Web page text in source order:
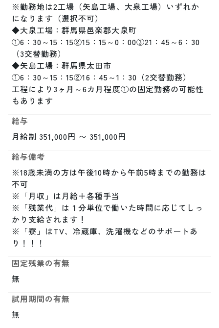
※勤務地は2工場（矢島工場、大泉工場）いずれか
になります（選択不可）
◆大泉工場：群馬県邑楽郡大泉町
①6：30～15：15②15：15～0：00③21：45～6：30
（3交替勤務）
◆矢島工場：群馬県太田市
①6：30～15：15②16：45～1：30（2交替勤務）
工程により3ヶ月～6カ月程度①の固定勤務の可能性
もあります
給与
月給制 351,000円 〜 351,000円
給与備考
※18歳未満の方は午後10時から午前5時までの勤務は
不可
※「月収」は月給＋各種手当
※「残業代」は１分単位で働いた時間に応じてしっ
かり支給されます！
※「寮」はTV、冷蔵庫、洗濯機などのサポートあ
り！！！
固定残業の有無
無
試用期間の有無
無